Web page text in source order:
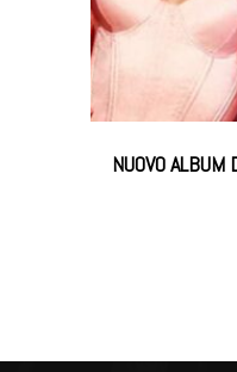
NUOVO ALBUM